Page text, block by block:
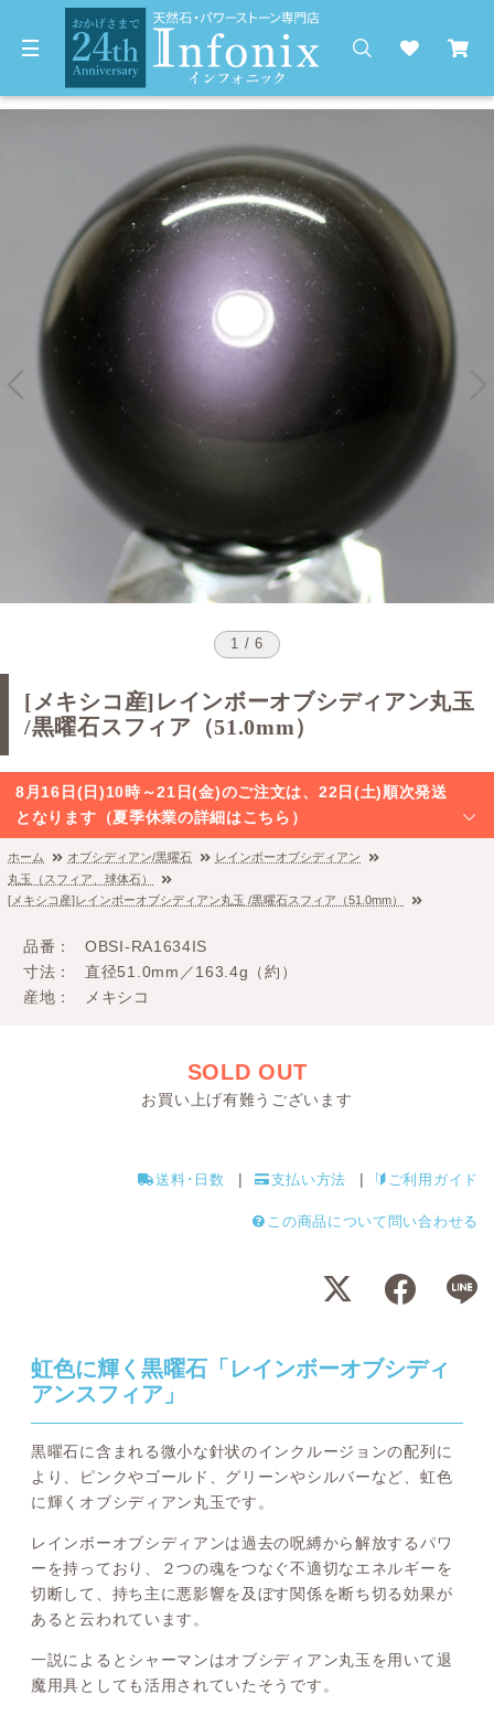
1 / 6
[メキシコ産]レインボーオブシディアン丸玉
/黒曜石スフィア（51.0mm）
8月16日(日)10時～21日(金)のご注文は、22日(土)順次発送
となります（夏季休業の詳細はこちら）
ホーム オブシディアン/黒曜石
レインボーオブシディアン
丸玉（スフィア、球体石）
[メキシコ産]レインボーオブシディアン丸玉 /黒曜石スフィア（51.0mm）
品番
OBSI-RA1634IS
寸法
直径51.0mm／163.4g（約）
産地
メキシコ
SOLD OUT
お買い上げ有難うございます
送料･日数 支払い方法 ご利用ガイド
この商品について問い合わせる
虹色に輝く黒曜石「レインボーオブシディ
アンスフィア」
黒曜石に含まれる微小な針状のインクルージョンの配列に
より、ピンクやゴールド、グリーンやシルバーなど、虹色
に輝くオブシディアン丸玉です。
レインボーオブシディアンは過去の呪縛から解放するパワ
ーを持っており、２つの魂をつなぐ不適切なエネルギーを
切断して、持ち主に悪影響を及ぼす関係を断ち切る効果が
あると云われています。
一説によるとシャーマンはオブシディアン丸玉を用いて退
魔用具としても活用されていたそうです。